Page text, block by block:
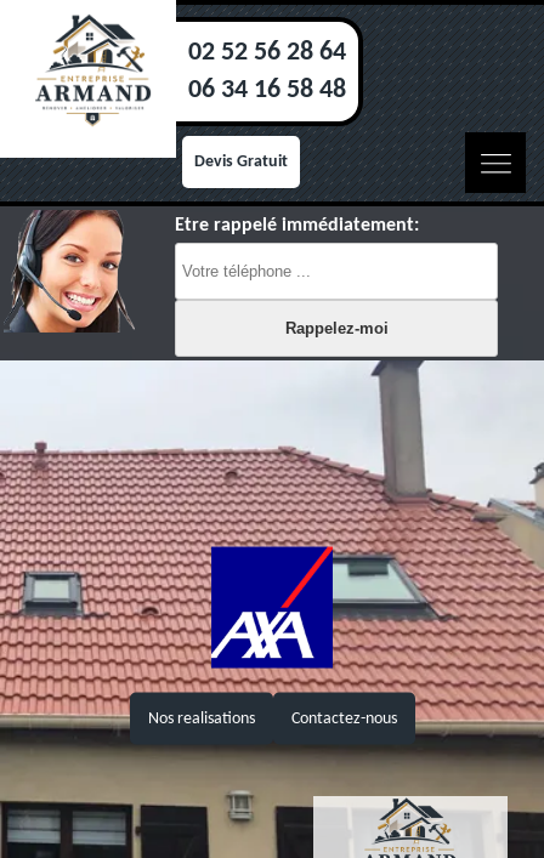
02 52 56 28 64
06 34 16 58 48
Devis Gratuit
Etre rappelé immédiatement:
Nos realisations Contactez-nous